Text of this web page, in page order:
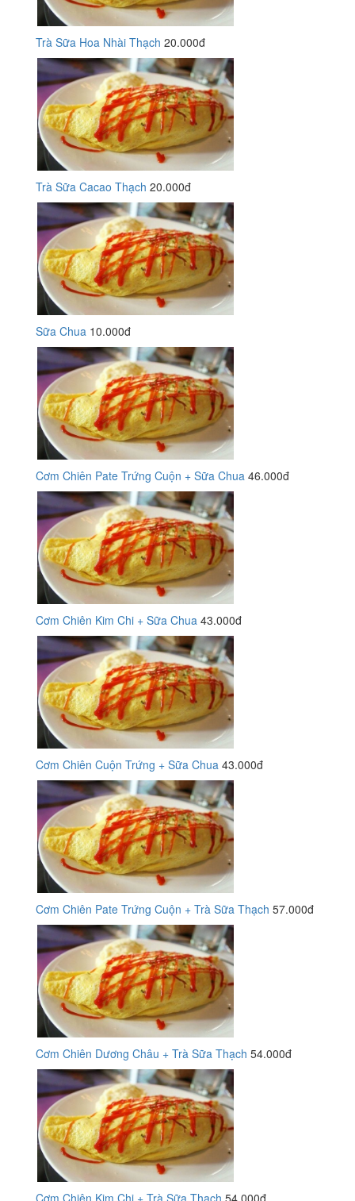
Trà Sữa Hoa Nhài Thạch 20.000đ
Trà Sữa Cacao Thạch 20.000đ
Sữa Chua 10.000đ
Cơm Chiên Pate Trứng Cuộn + Sữa Chua 46.000đ
Cơm Chiên Kim Chi + Sữa Chua 43.000đ
Cơm Chiên Cuộn Trứng + Sữa Chua 43.000đ
Cơm Chiên Pate Trứng Cuộn + Trà Sữa Thạch 57.000đ
Cơm Chiên Dương Châu + Trà Sữa Thạch 54.000đ
Cơm Chiên Kim Chi + Trà Sữa Thạch 54.000đ